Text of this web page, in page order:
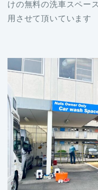
けの無料の洗車スペー
用させて頂いています